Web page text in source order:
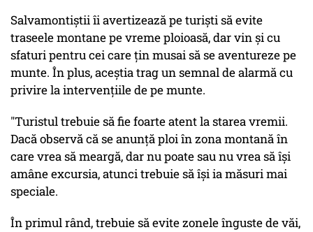
Salvamontiştii îi avertizează pe turişti să evite
traseele montane pe vreme ploioasă, dar vin şi cu
sfaturi pentru cei care ţin musai să se aventureze pe
munte. În plus, aceştia trag un semnal de alarmă cu
privire la intervenţiile de pe munte.
"Turistul trebuie să fie foarte atent la starea vremii.
Dacă observă că se anunţă ploi în zona montană în
care vrea să meargă, dar nu poate sau nu vrea să îşi
amâne excursia, atunci trebuie să îşi ia măsuri mai
speciale.
În primul rând, trebuie să evite zonele înguste de văi,